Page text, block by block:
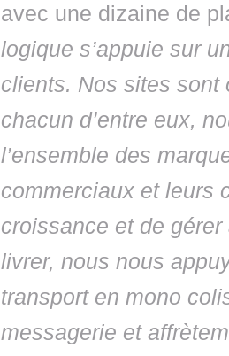
avec une dizaine de
logique s’appuie sur
clients. Nos sites sont
chacun d’entre eux,
l’ensemble des
commerciaux et leurs
croissance et de
livrer, nous nous
transport en mono
messagerie et